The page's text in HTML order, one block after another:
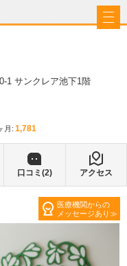
1 サンクレア池下1階
月: 1,781
口コミ(2) アクセス
医療機関からの
メッセージあり